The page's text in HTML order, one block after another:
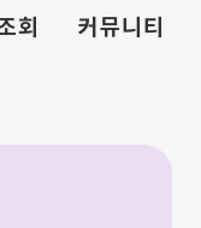
회 커뮤니티